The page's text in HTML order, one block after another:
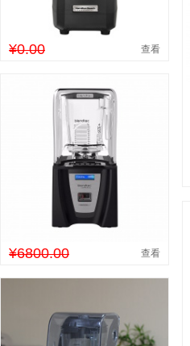
¥0.00 查看
¥6800.00 查看